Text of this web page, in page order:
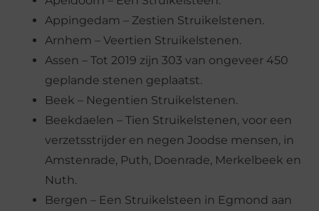
Appingedam – Zestien Struikelstenen.
Arnhem – Veertien Struikelstenen.
Assen – Tot 2019 zijn 303 van ongeveer 450
geplande stenen geplaatst.
Beek – Negentien Struikelstenen.
Beekdaelen – Tien Struikelstenen, voor een
verzetsstrijder en negen Joodse mensen, in
Amstenrade, Puth, Doenrade, Merkelbeek en
Nuth.
Bergen – Een Struikelsteen in Egmond aan